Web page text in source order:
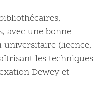
avec une bonne
(licence,
les techniques
Dewey et